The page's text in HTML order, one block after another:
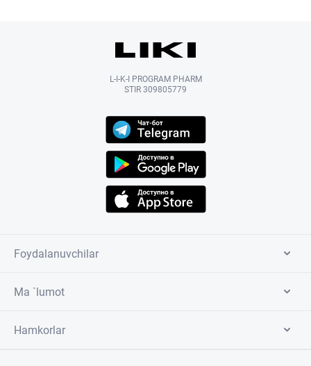
L-I-K-I PROGRAM PHARM
STIR 309805779
Foydalanuvchilar
Ma `lumot
Hamkorlar